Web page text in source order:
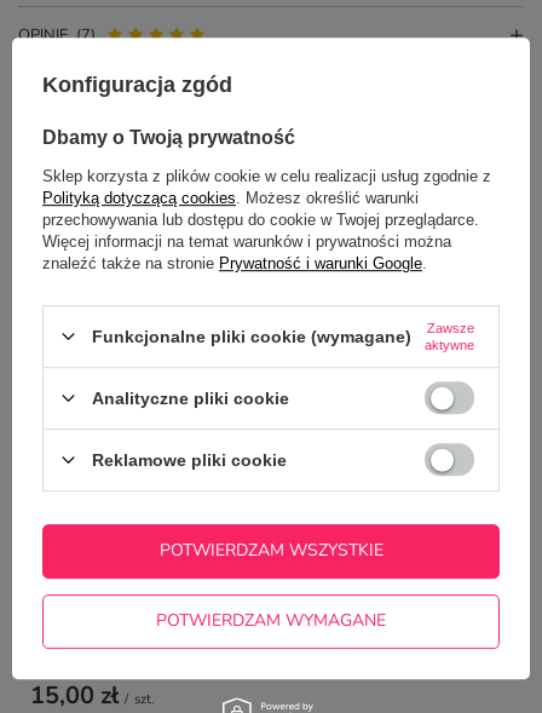
OPINIE (7)
Potrzebujesz pomocy? Masz pytania?
niezwłocznie, najciekawsze pytania i
odpowiedzi publikując dla innych.
ZADAJ PYTANIE
NAJCZĘŚCIEJ KUPOWANE Z
TYM TOWAREM
Puzzle dla dzieci z Twoim zdjęciem - Fotopuzzle
15,00 zł / szt.
Kubek magiczny
wnętrzem z
39,00 zł
Konfiguracja zgód
Dbamy o Twoją prywatność
Sklep korzysta z plików cookie w celu realizacji usług zgodnie z
Polityką dotyczącą cookies . Możesz określić warunki
przechowywania lub dostępu do cookie w Twojej przeglądarce.
Więcej informacji na temat warunków i prywatności można
znaleźć także na stronie Prywatność i warunki Google
Funkcjonalne pliki cookie (wymagane)
Zawsze
aktywne
Analityczne pliki cookie
Reklamowe pliki cookie
POTWIERDZAM WYMAGANE
POTWIERDZAM WSZYSTKIE